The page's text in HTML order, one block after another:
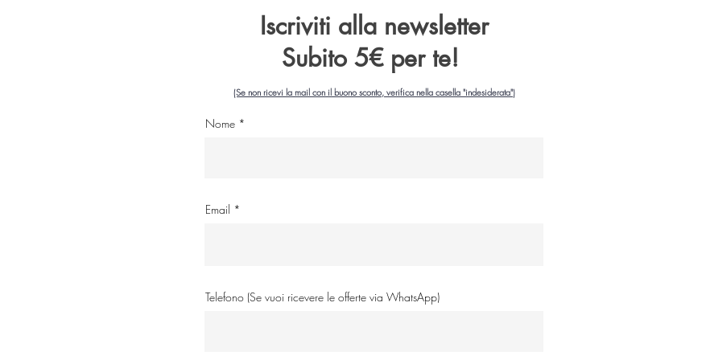
Iscriviti alla newsletter
Subito 5€ per te!
(Se non ricevi la mail con il buono sconto, verifica nella casella "indesiderata")
Nome
Email
Telefono (Se vuoi ricevere le offerte via WhatsApp)